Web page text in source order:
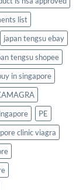
list
japan tengsu ebay
tengsu shopee
in singapore
PE
clinic viagra